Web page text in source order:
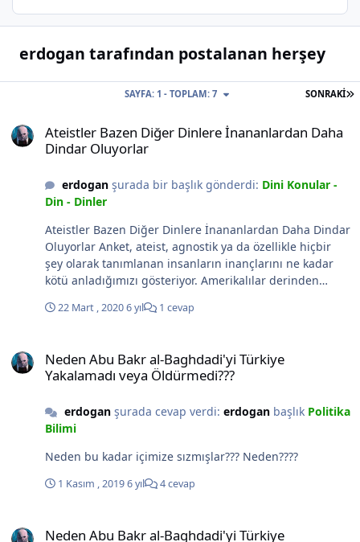
erdogan tarafından postalanan herşey
SONRAKI
SAYFA: 1 - TOPLAM: 7
Ateistler Bazen Diğer Dinlere İnananlardan Daha
Dindar Oluyorlar
erdoganşurada bir başlık gönderdi: Dini Konular -
Din - Dinler
Ateistler Bazen Diğer Dinlere İnananlardan Daha Dindar
Oluyorlar Anket, ateist, agnostik ya da özellikle hiçbir
şey olarak tanımlanan insanların inançlarını ne kadar
kötü anladığımızı gösteriyor. Amerikalılar derinden
Batı Avrupalılar derin laik insanlar ve Hıristiyanlar da bir
çalışmasında büyüleyici bir bulgunun özünü yakalarlar.
Bölgede 15 ülkede yaklaşık 25.000 kişiyi inceleyerek ve
karşılaştırarak Pew Araştırma Merkezi üç şey keşfetti. İlk
olarak, araştırmacılar, Amerikalıların genel olarak Batı
Avrupalılardan çok daha dindar oldukları gerçeğini
yaygın olarak doğruladılar. “Tanrı'ya mutlak bir kesinlik
ile inanıyor musunuz?” Gibi standart sorular kullanarak
hiçbir şey olarak tanımlayan Amerikalı “nones” in
22 Mart , 20206 yıl 1 cevap
Neden Abu Bakr al-Baghdadi'yi Türkiye
Yakalamadı veya Öldürmedi???
erdoganşurada cevap verdi: erdoganbaşlık Politika
Bilimi
Neden bu kadar içimize sızmışlar??? Neden????
1 Kasım , 20196 yıl 4 cevap
Neden Abu Bakr al-Baghdadi'yi Türkiye